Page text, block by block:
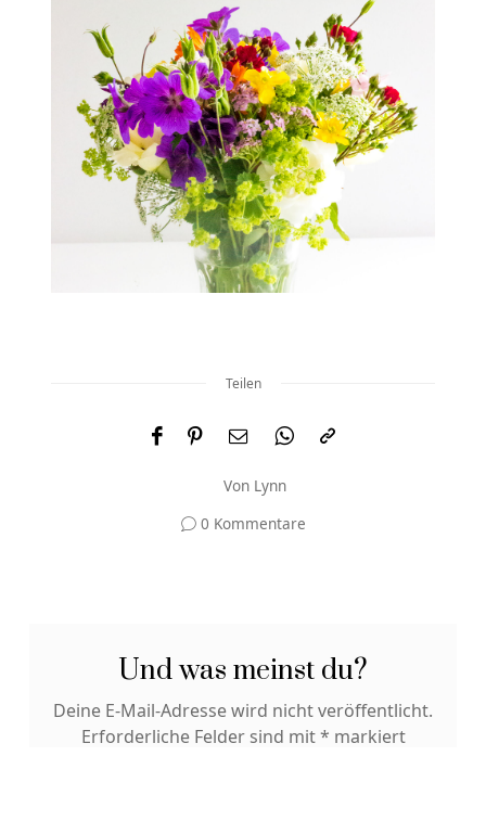
Teilen
Von Lynn
0 Kommentare
Und was meinst du?
Deine E-Mail-Adresse wird nicht veröffentlicht.
Erforderliche Felder sind mit* markiert